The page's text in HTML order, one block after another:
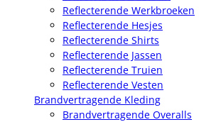
Reflecterende Werkbroeken
Reflecterende Hesjes
Reflecterende Shirts
Reflecterende Jassen
Reflecterende Truien
Reflecterende Vesten
Brandvertragende Kleding
Brandvertragende Overalls